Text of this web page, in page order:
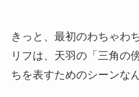
きっと、最初のわちゃわ
リフは、天羽の「三角の
ちを表すためのシーンな